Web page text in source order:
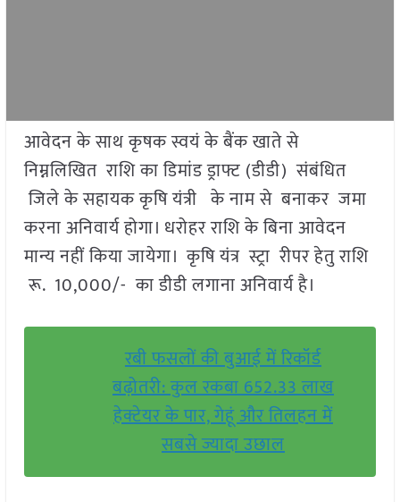
आवेदन के साथ कृषक स्वयं के बैंक खाते से
निम्नलिखित राशि का डिमांड ड्राफ्ट (डीडी) संबंधित
जिले के सहायक कृषि यंत्री के नाम से बनाकर जमा
करना अनिवार्य होगा। धरोहर राशि के बिना आवेदन
मान्य नहीं किया जायेगा। कृषि यंत्र स्ट्रा रीपर हेतु राशि
रू. 10,000/- का डीडी लगाना अनिवार्य है।
रबी फसलों की बुआई में रिकॉर्ड
बढ़ोतरी: कुल रकबा 652.33 लाख
हेक्टेयर के पार, गेहूं और तिलहन में
सबसे ज्यादा उछाल